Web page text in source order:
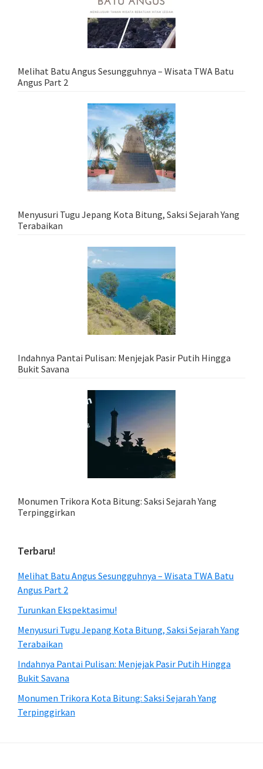
Melihat Batu Angus Sesungguhnya – Wisata TWA Batu
Angus Part 2
Menyusuri Tugu Jepang Kota Bitung, Saksi Sejarah Yang
Terabaikan
Indahnya Pantai Pulisan: Menjejak Pasir Putih Hingga
Bukit Savana
Monumen Trikora Kota Bitung: Saksi Sejarah Yang
Terpinggirkan
Terbaru!
Melihat Batu Angus Sesungguhnya – Wisata TWA Batu
Angus Part 2
Turunkan Ekspektasimu!
Menyusuri Tugu Jepang Kota Bitung, Saksi Sejarah Yang
Terabaikan
Indahnya Pantai Pulisan: Menjejak Pasir Putih Hingga
Bukit Savana
Monumen Trikora Kota Bitung: Saksi Sejarah Yang
Terpinggirkan